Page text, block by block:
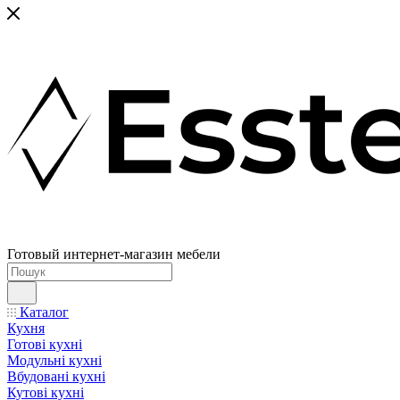
Готовый интернет-магазин мебели
Каталог
Кухня
Готові кухні
Модульні кухні
Вбудовані кухні
Кутові кухні